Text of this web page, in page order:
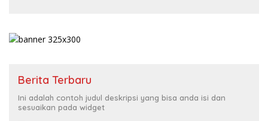
Berita Terbaru
Ini adalah contoh judul deskripsi yang bisa anda isi dan
sesuaikan pada widget